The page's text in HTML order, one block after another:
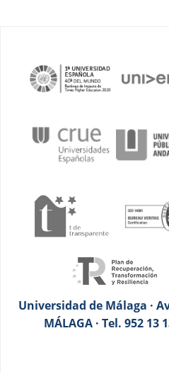
Universidad de Málaga ·
MÁLAGA · Tel. 952 13